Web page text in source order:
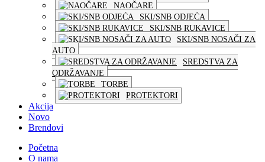
NAOČARE
SKI/SNB ODJEĆA
SKI/SNB RUKAVICE
SKI/SNB NOSAČI ZA
AUTO
SREDSTVA ZA
ODRŽAVANJE
TORBE
PROTEKTORI
Akcija
Novo
Brendovi
Početna
O nama